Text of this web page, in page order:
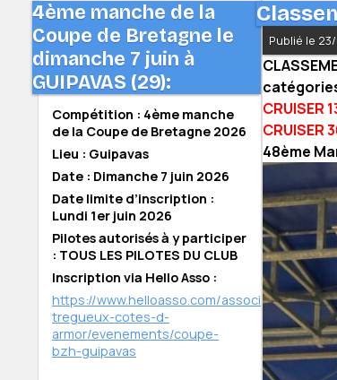
4ème manche de la
Coupe de Bretagne le
dimanche 7 juin à
GUIPAVAS (29):
Compétition : 4ème manche
de la Coupe de Bretagne 2026
Lieu : Guipavas
Date : Dimanche 7 juin 2026
Date limite d’inscription :
Lundi 1er juin 2026
Pilotes autorisés à y participer
: TOUS LES PILOTES DU CLUB
Inscription via Hello Asso :
https://www.helloasso.com/associations/bmx-
tregueux-cotes-d-
armor/evenements/coupe-
bzh-guipavas
Publié le
CRUISER
CRUISER
48ème